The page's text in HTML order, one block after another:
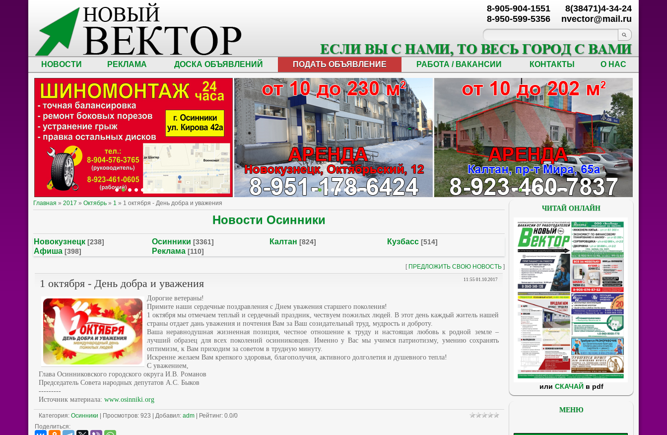
8(38471)4-34-24
nvector@mail.ru
8-905-904-1551
8-950-599-5356
НОВОСТИ РЕКЛАМА ДОСКА ОБЪЯВЛЕНИЙ ПОДАТЬ ОБЪЯВЛЕНИЕ РАБОТА / ВАКАНСИИ КОНТАКТЫ О НАС
Главная » 2017 » Октябрь » 1 » 1 октября - День добра и уважения
Новости Осинники
Новокузнецк [238] Осинники [3361] Калтан [824] Кузбасс [514]
Афиша [398] Реклама [110]
[ ПРЕДЛОЖИТЬ СВОЮ НОВОСТЬ ]
11:55 01.10.2017
1 октября - День добра и уважения
Дорогие ветераны!
Примите наши сердечные поздравления с Днем уважения старшего поколения!
1 октября мы отмечаем теплый и сердечный праздник, чествуем пожилых людей. В этот день каждый житель нашей
страны отдает дань уважения и почтения Вам за Ваш созидательный труд, мудрость и доброту.
Ваша неравнодушная жизненная позиция, честное отношение к труду и настоящая любовь к родной земле –
лучший образец для всех поколений осинниковцев. Именно у Вас мы учимся патриотизму, умению сохранять
оптимизм, к Вам приходим за советом в трудную минуту.
Искренне желаем Вам крепкого здоровья, благополучия, активного долголетия и душевного тепла!
С уважением,
Глава Осинниковского городского округа И.В. Романов
Председатель Совета народных депутатов А.С. Быков
---------
Источник материала: www.osinniki.org
Категория: Осинники Просмотров: 923 | Добавил: adm Рейтинг: 0.0/0
Поделиться:
ЧИТАЙ ОНЛАЙН
или СКАЧАЙв pdf
МЕНЮ